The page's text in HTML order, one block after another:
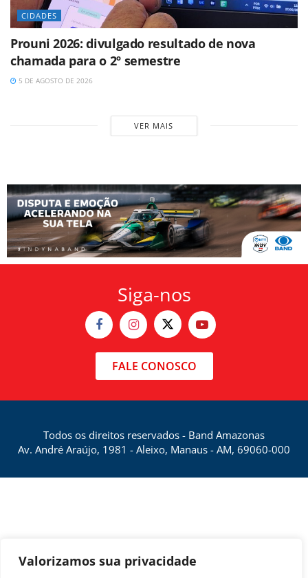
Valorizamos sua privacidade
CIDADES
Prouni 2026: divulgado resultado de nova
chamada para o 2º semestre
5 DE AGOSTO DE 2026
VER MAIS
Siga-nos
FALE CONOSCO
Todos os direitos reservados - Band Amazonas
Av. André Araújo, 1981 - Aleixo, Manaus - AM, 69060-000